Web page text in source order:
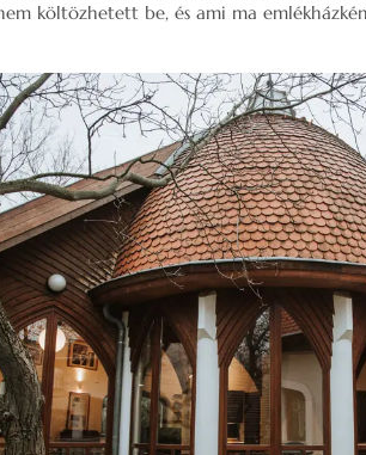
költözhetett be, és ami ma